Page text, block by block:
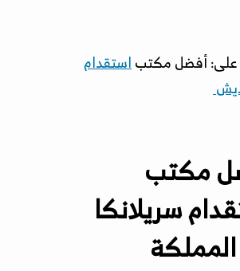
أفضل مكتباستقدام
مكتب
سريلانكا